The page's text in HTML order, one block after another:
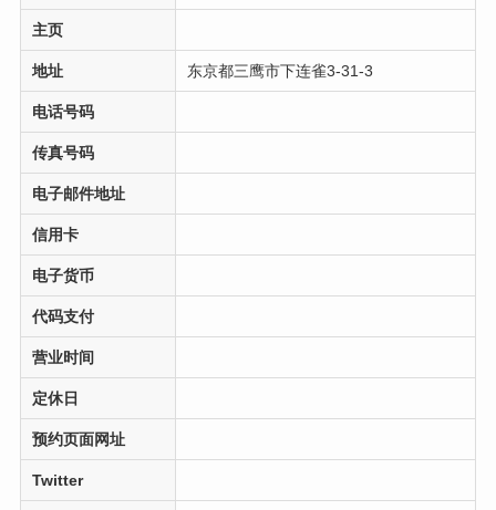
主页
地址 东京都三鹰市下连雀3-31-3
电话号码
传真号码
电子邮件地址
信用卡
电子货币
代码支付
营业时间
定休日
预约页面网址
Twitter